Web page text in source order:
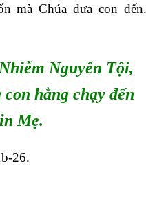
mà Chúa đưa con đến.
Nguyên Tội,
hằng chạy đến
Mẹ.
26.